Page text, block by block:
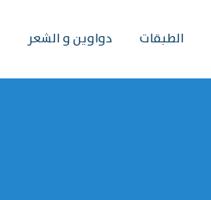
الطبقات دواوين و الشعر